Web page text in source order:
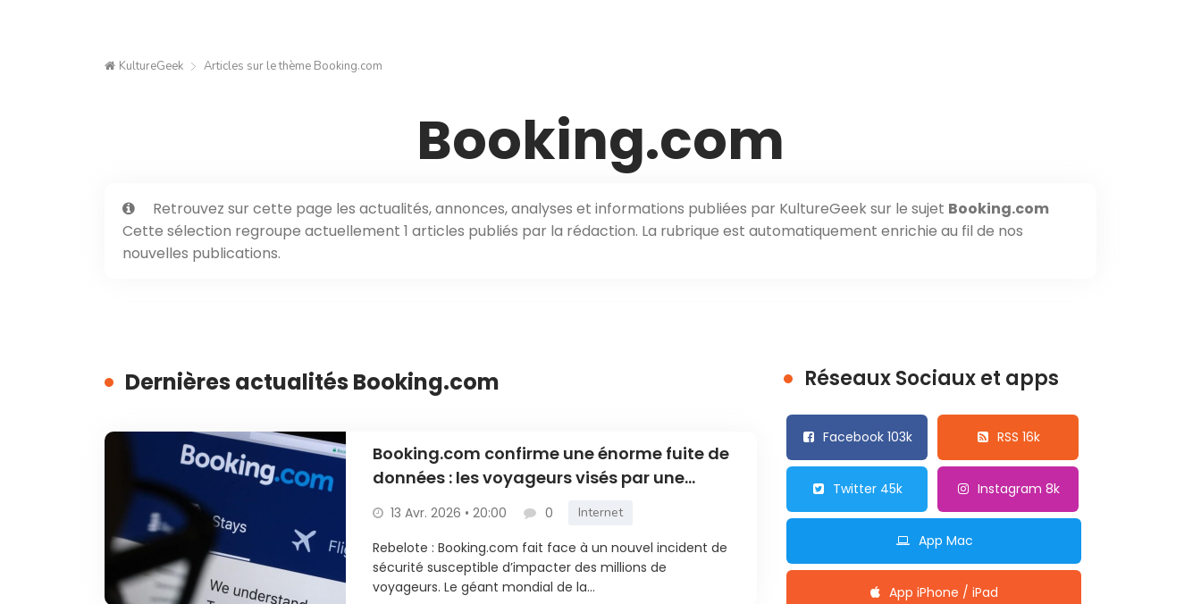
KultureGeek Articles sur le thème Booking.com
Booking.com
Retrouvez sur cette page les actualités, annonces, analyses et informations publiées par KultureGeek sur le sujet Booking.com
Cette sélection regroupe actuellement 1 articles publiés par la rédaction. La rubrique est automatiquement enrichie au fil de nos
nouvelles publications.
Dernières actualités Booking.com
Booking.com confirme une énorme fuite de
données : les voyageurs visés par une
13 Avr. 2026 • 20:00 0 Internet
Rebelote : Booking.com fait face à un nouvel incident de
sécurité susceptible d’impacter des millions de
voyageurs. Le géant mondial de la...
Réseaux Sociaux et apps
Facebook 103k RSS 16k
Twitter 45k Instagram 8k
App Mac
App iPhone / iPad